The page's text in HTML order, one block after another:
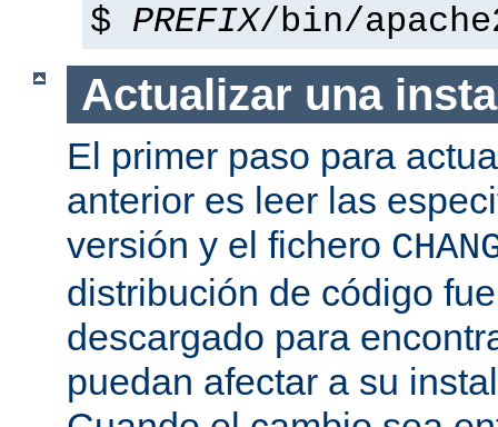
$ PREFIX/bin/
Actualizar una
El primer paso para
anterior es leer las
versión y el fichero
distribución de código
descargado para
puedan afectar a su